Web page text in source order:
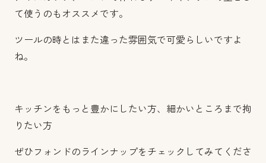
て使うのもオススメです。
ツールの時とはまた違った雰囲気で可愛らしいですよ
ね。
キッチンをもっと豊かにしたい方、細かいところまで拘
りたい方
ぜひフォンドのラインナップをチェックしてみてくださ